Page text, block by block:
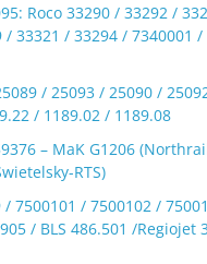
Roco 33290 / 33292 /
/ 33321 / 33294 / 7340001
/ 25093 / 25090 /
/ 1189.02 / 1189.08
– MaK G1206
RTS)
/ 7500101 / 7500102 /
/ BLS 486.501 /Regiojet